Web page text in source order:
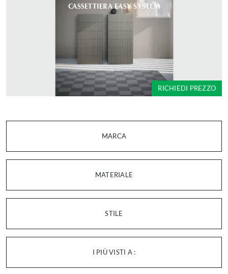
MARCA
MATERIALE
STILE
I PIÙ VISTI A :
CASSETTIERA EASY SYSTEM
RICHIEDI PREZZO